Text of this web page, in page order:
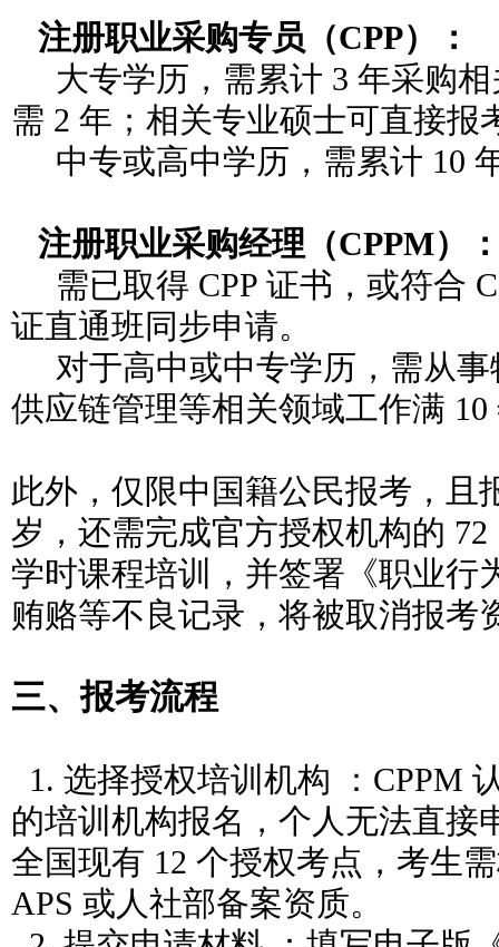
注册职业采购专员（CPP）：
大专学历，需累计 3 年采购相
需 2 年；相关专业硕士可直接报
中专或高中学历，需累计 10
注册职业采购经理（CPPM）
需已取得 CPP 证书，或符合
证直通班同步申请。
对于高中或中专学历，需从事
供应链管理等相关领域工作满 10
此外，仅限中国籍公民报考，且
岁，还需完成官方授权机构的 72
学时课程培训，并签署《职业行
贿赂等不良记录，将被取消报考
三、报考流程
1. 选择授权培训机构 ：CPPM
的培训机构报名，个人无法直接
全国现有 12 个授权考点，考生
APS 或人社部备案资质。